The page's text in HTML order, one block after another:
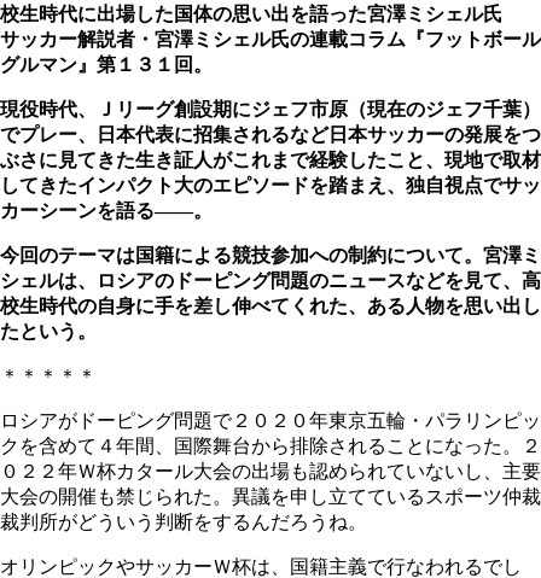
校生時代に出場した国体の思い出を語った宮澤ミシェル氏
サッカー解説者・宮澤ミシェル氏の連載コラム『フットボール
グルマン』第１３１回。
現役時代、Ｊリーグ創設期にジェフ市原（現在のジェフ千葉）
でプレー、日本代表に招集されるなど日本サッカーの発展をつ
ぶさに見てきた生き証人がこれまで経験したこと、現地で取材
してきたインパクト大のエピソードを踏まえ、独自視点でサッ
カーシーンを語る――。
今回のテーマは国籍による競技参加への制約について。宮澤ミ
シェルは、ロシアのドーピング問題のニュースなどを見て、高
校生時代の自身に手を差し伸べてくれた、ある人物を思い出し
たという。
＊＊＊＊＊
ロシアがドーピング問題で２０２０年東京五輪・パラリンピッ
クを含めて４年間、国際舞台から排除されることになった。２
０２２年Ｗ杯カタール大会の出場も認められていないし、主要
大会の開催も禁じられた。異議を申し立てているスポーツ仲裁
裁判所がどういう判断をするんだろうね。
オリンピックやサッカーＷ杯は、国籍主義で行なわれるでし